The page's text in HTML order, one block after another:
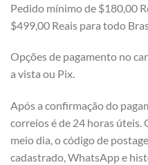
Pedido mínimo de $180,00
$499,00 Reais para todo
Opções de pagamento no
a vista ou Pix.
Após a confirmação do
correios é de 24 horas úteis.
meio dia, o código de
cadastrado, WhatsApp e